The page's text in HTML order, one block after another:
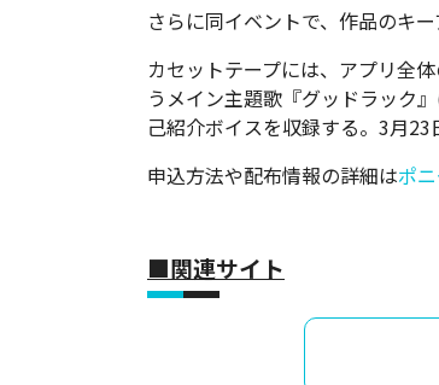
さらに同イベントで、作品のキ
カセットテープには、アプリ全
うメイン主題歌『グッドラック
己紹介ボイスを収録する。3月23
申込方法や配布情報の詳細はポ
■関連サイト